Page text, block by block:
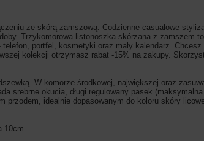
ze skórą zamszową. Codzienne casualowe
Trzykomorowa listonoszka skórzana z
portfel, kosmetyki oraz mały kalendarz.
kolekcji otrzymasz rabat -15% na zakupy.
W komorze środkowej, największej oraz
srebrne okucia, długi regulowany pasek
idealnie dopasowanym do koloru skóry
10cm